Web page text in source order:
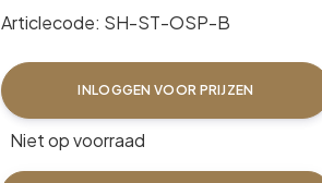
Articlecode: SH-ST-OSP-B
INLOGGEN VOOR PRIJZEN
Niet op voorraad